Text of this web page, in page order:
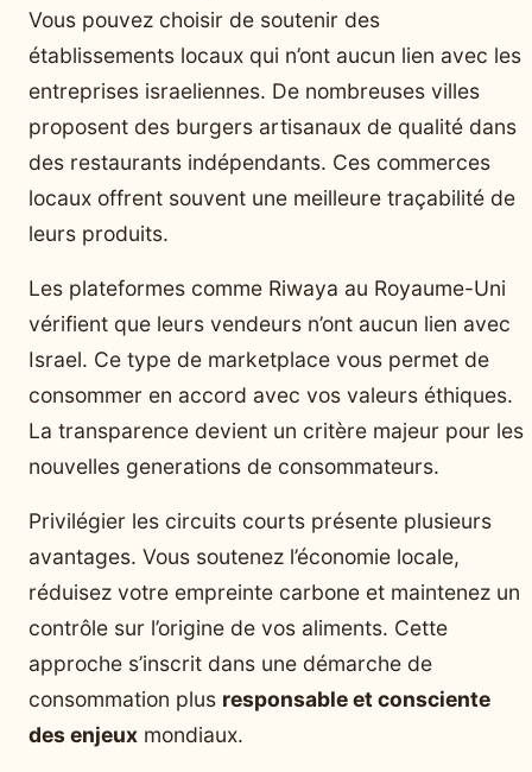
Vous pouvez choisir de soutenir des
établissements locaux qui n’ont aucun lien avec les
entreprises israeliennes. De nombreuses villes
proposent des burgers artisanaux de qualité dans
des restaurants indépendants. Ces commerces
locaux offrent souvent une meilleure traçabilité de
leurs produits.
Les plateformes comme Riwaya au Royaume-Uni
vérifient que leurs vendeurs n’ont aucun lien avec
Israel. Ce type de marketplace vous permet de
consommer en accord avec vos valeurs éthiques.
La transparence devient un critère majeur pour les
nouvelles generations de consommateurs.
Privilégier les circuits courts présente plusieurs
avantages. Vous soutenez l’économie locale,
réduisez votre empreinte carbone et maintenez un
contrôle sur l’origine de vos aliments. Cette
approche s’inscrit dans une démarche de
consommation plus responsable et consciente
des enjeux mondiaux.